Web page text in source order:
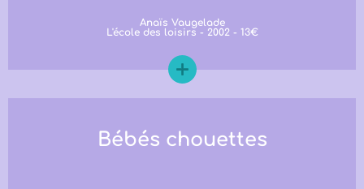
Anaïs Vaugelade
L'école des loisirs - 2002 - 13€
Bébés chouettes